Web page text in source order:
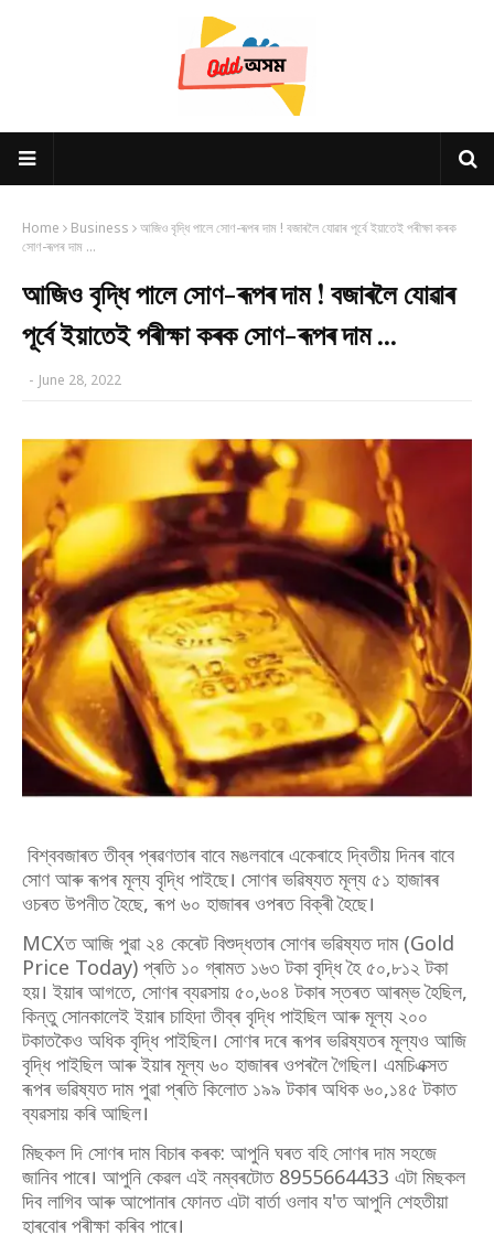
Home Business
আজিও বৃদ্ধি পালে সোণ-ৰূপৰ দাম ! বজাৰলৈ যোৱাৰ পূৰ্বে ইয়াতেই পৰীক্ষা কৰক
সোণ-ৰূপৰ দাম ...
আজিও বৃদ্ধি পালে সোণ-ৰূপৰ দাম ! বজাৰলৈ যোৱাৰ
পূৰ্বে ইয়াতেই পৰীক্ষা কৰক সোণ-ৰূপৰ দাম ...
- June 28, 2022
বিশ্ববজাৰত তীব্ৰ প্ৰৱণতাৰ বাবে মঙলবাৰে একেৰাহে দ্বিতীয় দিনৰ বাবে
সোণ আৰু ৰূপৰ মূল্য বৃদ্ধি পাইছে। সোণৰ ভৱিষ্যত মূল্য ৫১ হাজাৰৰ
ওচৰত উপনীত হৈছে, ৰূপ ৬০ হাজাৰৰ ওপৰত বিক্ৰী হৈছে।
MCXত আজি পুৱা ২৪ কেৰেট বিশুদ্ধতাৰ সোণৰ ভৱিষ্যত দাম (Gold
Price Today) প্ৰতি ১০ গ্ৰামত ১৬৩ টকা বৃদ্ধি হৈ ৫০,৮১২ টকা
হয়। ইয়াৰ আগতে, সোণৰ ব্যৱসায় ৫০,৬০৪ টকাৰ স্তৰত আৰম্ভ হৈছিল,
কিন্তু সোনকালেই ইয়াৰ চাহিদা তীব্ৰ বৃদ্ধি পাইছিল আৰু মূল্য ২০০
টকাতকৈও অধিক বৃদ্ধি পাইছিল। সোণৰ দৰে ৰূপৰ ভৱিষ্যতৰ মূল্যও আজি
বৃদ্ধি পাইছিল আৰু ইয়াৰ মূল্য ৬০ হাজাৰৰ ওপৰলৈ গৈছিল। এমচিএক্সত
ৰূপৰ ভৱিষ্যত দাম পুৱা প্ৰতি কিলোত ১৯৯ টকাৰ অধিক ৬০,১৪৫ টকাত
ব্যৱসায় কৰি আছিল।
মিছকল দি সোণৰ দাম বিচাৰ কৰক: আপুনি ঘৰত বহি সোণৰ দাম সহজে
জানিব পাৰে। আপুনি কেৱল এই নম্বৰটোত 8955664433 এটা মিছকল
দিব লাগিব আৰু আপোনাৰ ফোনত এটা বাৰ্তা ওলাব য'ত আপুনি শেহতীয়া
হাৰবোৰ পৰীক্ষা কৰিব পাৰে।